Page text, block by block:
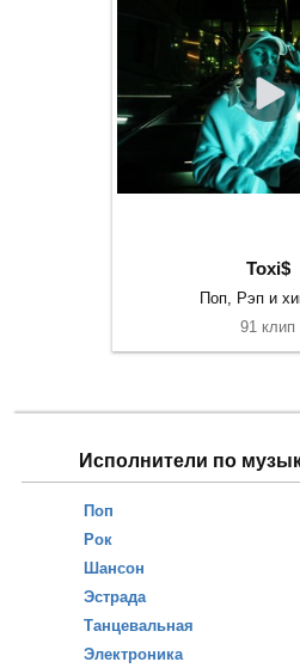
Toxi$
Поп, Рэп и
91 клип
Исполнители по
Поп
Рок
Шансон
Эстрада
Танцевальная
Электроника